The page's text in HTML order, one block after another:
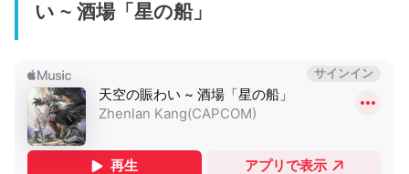
い ~ 酒場「星の船」